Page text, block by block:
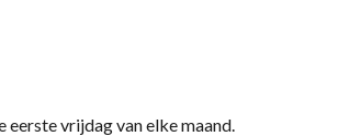
eerste vrijdag van elke maand.